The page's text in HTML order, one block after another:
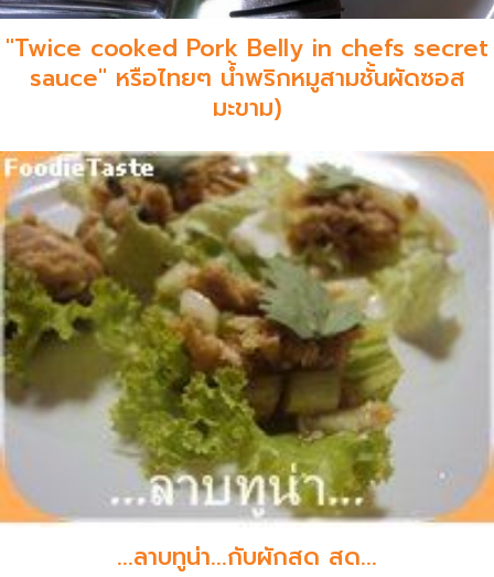
"Twice cooked Pork Belly in chefs secret
sauce" หรือไทยๆ น้ำพริกหมูสามชั้นผัดซอส
มะขาม)
...ลาบทูน่า...กับผักสด สด...